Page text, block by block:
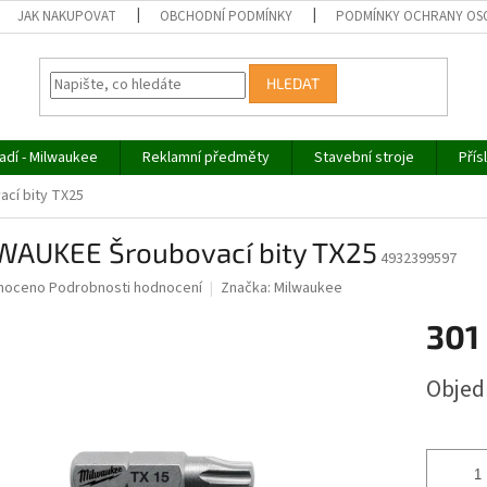
JAK NAKUPOVAT OBCHODNÍ PODMÍNKY PODMÍNKY OCHRANY
HLEDAT
- Milwaukee Reklamní předměty Stavební stroje
bity TX25
Šroubovací bity TX25 4932399597
Podrobnosti hodnocení Značka: Milwaukee
301
cena: